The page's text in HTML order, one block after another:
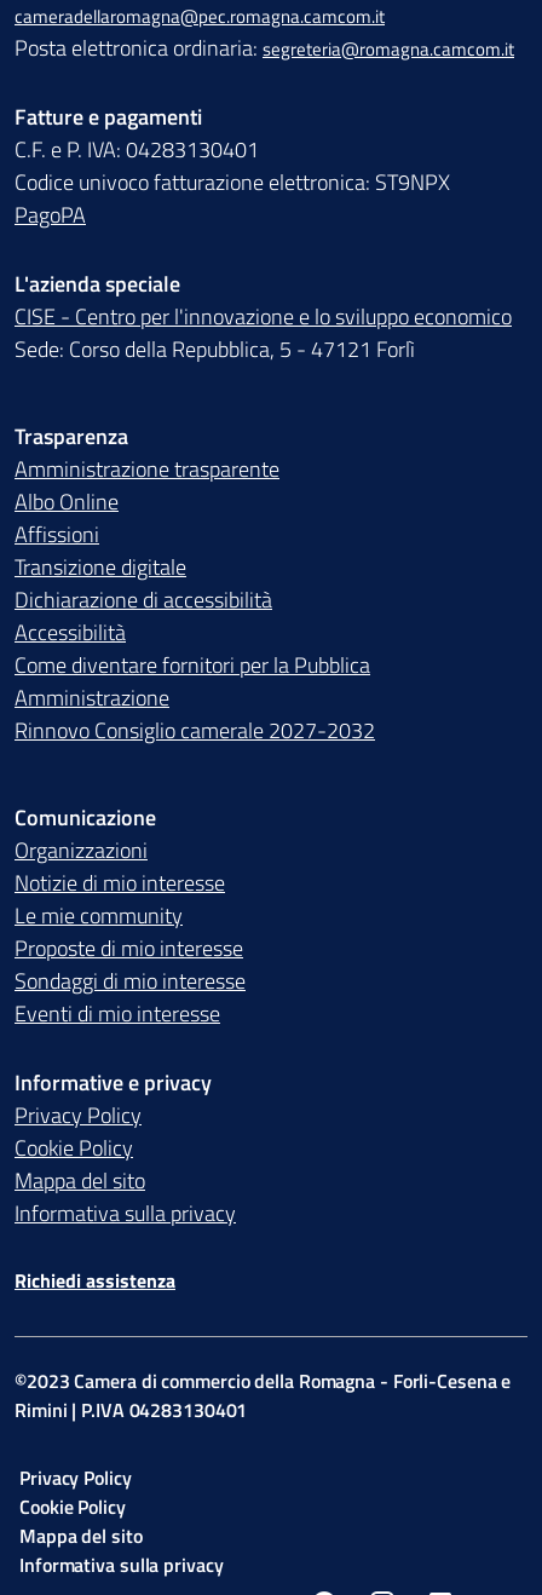
cameradellaromagna@pec.romagna.camcom.it
Posta elettronica ordinaria: segreteria@romagna.camcom.it
Fatture e pagamenti
C.F. e P. IVA: 04283130401
Codice univoco fatturazione elettronica: ST9NPX
PagoPA
L'azienda speciale
CISE - Centro per l'innovazione e lo sviluppo economico
Sede: Corso della Repubblica, 5 - 47121 Forlì
Trasparenza
Amministrazione trasparente
Albo Online
Affissioni
Transizione digitale
Dichiarazione di accessibilità
Accessibilità
Come diventare fornitori per la Pubblica
Amministrazione
Rinnovo Consiglio camerale 2027-2032
Comunicazione
Organizzazioni
Notizie di mio interesse
Le mie community
Proposte di mio interesse
Sondaggi di mio interesse
Eventi di mio interesse
Informative e privacy
Privacy Policy
Cookie Policy
Mappa del sito
Informativa sulla privacy
Richiedi assistenza
©2023 Camera di commercio della Romagna - Forli-Cesena e
Rimini | P.IVA 04283130401
Privacy Policy
Cookie Policy
Mappa del sito
Informativa sulla privacy